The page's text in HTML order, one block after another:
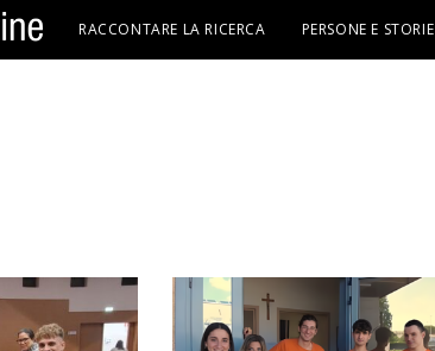
RACCONTARE LA RICERCA PERSONE E STORIE